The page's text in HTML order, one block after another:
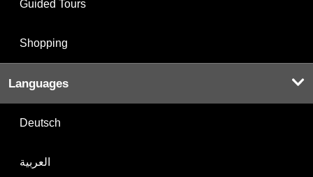
Guided Tours
Shopping
Languages
Deutsch
العربية